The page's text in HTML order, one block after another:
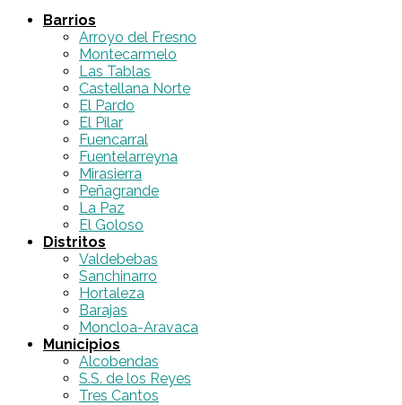
Barrios
Arroyo del Fresno
Montecarmelo
Las Tablas
Castellana Norte
El Pardo
El Pilar
Fuencarral
Fuentelarreyna
Mirasierra
Peñagrande
La Paz
El Goloso
Distritos
Valdebebas
Sanchinarro
Hortaleza
Barajas
Moncloa-Aravaca
Municipios
Alcobendas
S.S. de los Reyes
Tres Cantos